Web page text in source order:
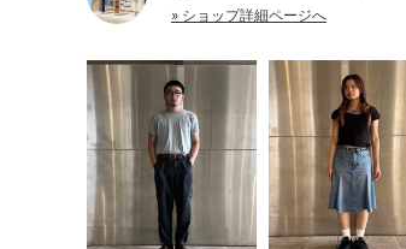
» ショップ詳細ページへ